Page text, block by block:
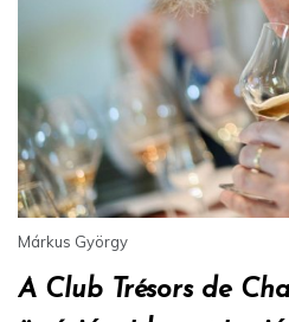
Márkus György
A Club Trésors de